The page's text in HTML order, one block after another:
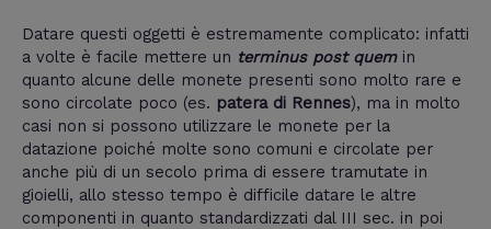
Datare questi oggetti è estremamente complicato: infatti
a volte è facile mettere un terminus post quemin
quanto alcune delle monete presenti sono molto rare e
sono circolate poco (es. patera di Rennes), ma in molto
casi non si possono utilizzare le monete per la
datazione poiché molte sono comuni e circolate per
anche più di un secolo prima di essere tramutate in
gioielli, allo stesso tempo è difficile datare le altre
componenti in quanto standardizzati dal III sec. in poi